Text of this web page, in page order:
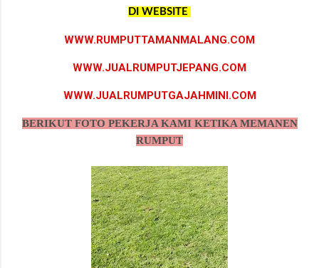
DI WEBSITE
WWW.RUMPUTTAMANMALANG.COM
WWW.JUALRUMPUTJEPANG.COM
WWW.JUALRUMPUTGAJAHMINI.COM
BERIKUT FOTO PEKERJA KAMI KETIKA MEMANEN
RUMPUT